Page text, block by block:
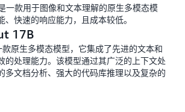
一款用于图像和文本理解的原生多模态模
、快速的响应能力，且成本较低。
17B
原生多模态模型，它集成了先进的文本和
的处理能力。该模型通过其广泛的上下文处
多文档分析、强大的代码库推理以及复杂的